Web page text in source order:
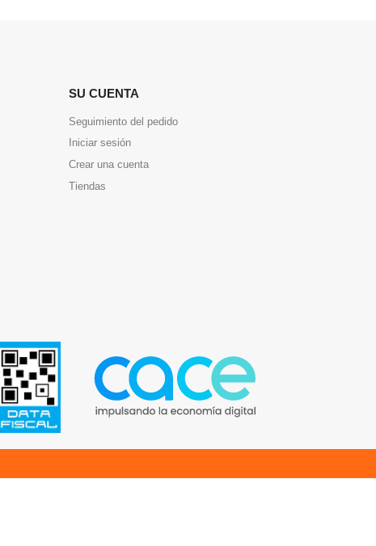
SU CUENTA
Seguimiento del pedido
Iniciar sesión
Crear una cuenta
Tiendas